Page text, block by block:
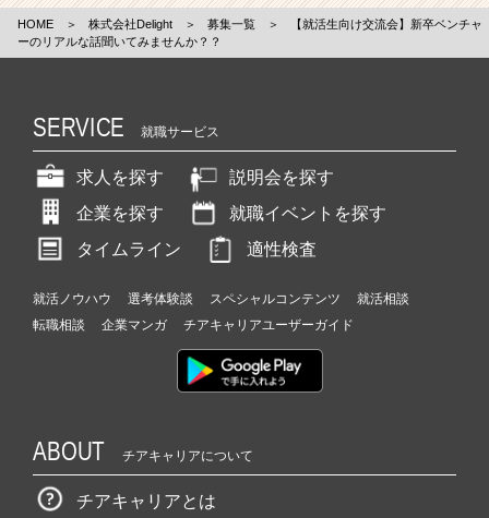
HOME ＞ 株式会社Delight ＞ 募集一覧 ＞
【就活生向け交流会】新卒ベンチャ
ーのリアルな話聞いてみませんか？？
SERVICE 就職サービス
求人を探す
説明会を探す
企業を探す
就職イベントを探す
タイムライン
適性検査
就活ノウハウ 選考体験談 スペシャルコンテンツ
就活相談
転職相談
企業マンガ チアキャリアユーザーガイド
ABOUT チアキャリアについて
チアキャリアとは